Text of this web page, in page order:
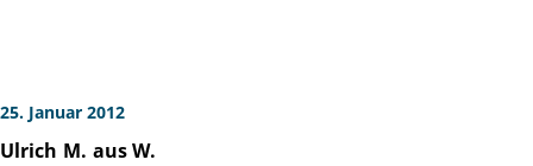
erfahren. Das Ergebnis meiner nervschonenden OP,
vollständiger Erhalt der Kontinenz und auch der Potenz.
25. Januar 2012
Ulrich M. aus W.